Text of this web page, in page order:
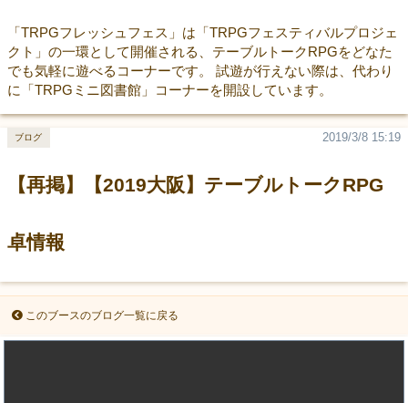
「TRPGフレッシュフェス」は「TRPGフェスティバルプロジェ
クト」の一環として開催される、テーブルトークRPGをどなた
でも気軽に遊べるコーナーです。 試遊が行えない際は、代わり
に「TRPGミニ図書館」コーナーを開設しています。
【再掲】【2019大阪】テーブルトークRPG
卓情報
2019/3/8 15:19
ブログ
このブースのブログ一覧に戻る